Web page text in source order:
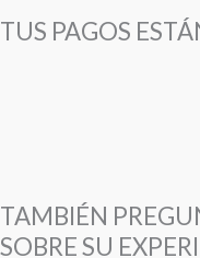
TUS PAGOS
TAMBIÉN
SOBRE SU